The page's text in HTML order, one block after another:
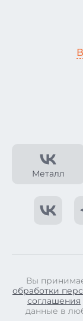
Металл
Вы
обработки
соглашения
данные в